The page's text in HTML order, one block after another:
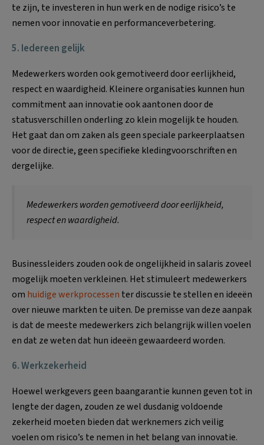
te zijn, te investeren in hun werk en de nodige risico’s te
nemen voor innovatie en performanceverbetering.
5. Iedereen gelijk
Medewerkers worden ook gemotiveerd door eerlijkheid,
respect en waardigheid. Kleinere organisaties kunnen hun
commitment aan innovatie ook aantonen door de
statusverschillen onderling zo klein mogelijk te houden.
Het gaat dan om zaken als geen speciale parkeerplaatsen
voor de directie, geen specifieke kledingvoorschriften en
dergelijke.
Medewerkers worden gemotiveerd door eerlijkheid,
respect en waardigheid.
Businessleiders zouden ook de ongelijkheid in salaris zoveel
mogelijk moeten verkleinen. Het stimuleert medewerkers
om huidige werkprocessen ter discussie te stellen en ideeën
over nieuwe markten te uiten. De premisse van deze aanpak
is dat de meeste medewerkers zich belangrijk willen voelen
en dat ze weten dat hun ideeën gewaardeerd worden.
6. Werkzekerheid
Hoewel werkgevers geen baangarantie kunnen geven tot in
lengte der dagen, zouden ze wel dusdanig voldoende
zekerheid moeten bieden dat werknemers zich veilig
voelen om risico’s te nemen in het belang van innovatie.